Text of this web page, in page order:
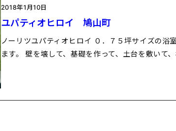
2018年1月10日
ユパティオヒロイ 鳩山町
ノーリツユパティオヒロイ ０．７５坪サイズの浴
ます。 壁を壊して、基礎を作って、土台を敷いて